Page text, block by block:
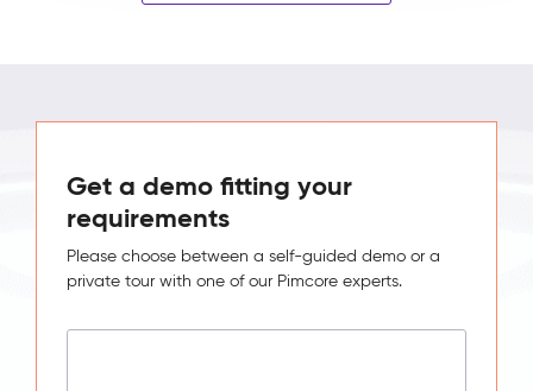
Get a demo fitting your
requirements
Please choose between a self-guided demo or a
private tour with one of our Pimcore experts.